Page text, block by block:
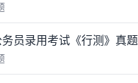
员录用考试《行测》真